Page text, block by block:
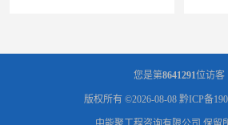
您是第8641291位访客
版权所有 ©2026-08-08 黔ICP备